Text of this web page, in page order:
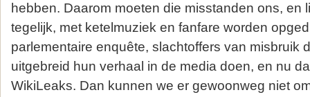
hebben. Daarom moeten die misstanden ons, en
tegelijk, met ketelmuziek en fanfare worden
parlementaire enquête, slachtoffers van misbruik
uitgebreid hun verhaal in de media doen, en nu
WikiLeaks. Dan kunnen we er gewoonweg niet